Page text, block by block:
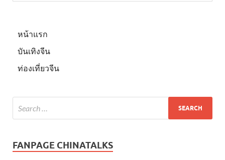
หน้าแรก
บันเทิงจีน
ท่องเที่ยวจีน
FANPAGE CHINATALKS